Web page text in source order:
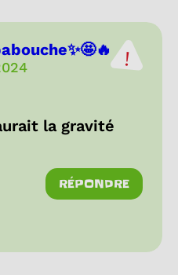
la gravité
les réactions
RÉPONDRE